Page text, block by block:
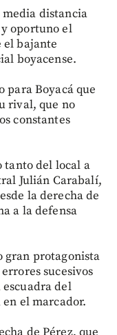
media distancia
oportuno el
el bajante
boyacense.
para Boyacá que
rival, que no
constantes
tanto del local a
Julián Carabalí,
la derecha de
a la defensa
gran protagonista
sucesivos
del
el marcador.
de Pérez, que